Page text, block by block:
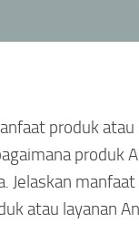
produk
produk
Jelaskan
atau layanan